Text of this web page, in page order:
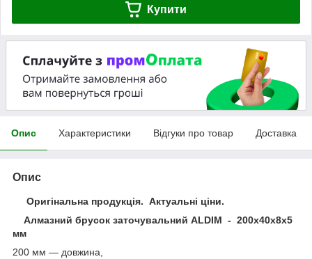
Купити
Опис Характеристики Відгуки про товар Доставка
Опис
Оригінальна продукція. Актуальні ціни.
Алмазний брусок заточувальний ALDIM - 200х40х8х5
мм
200 мм — довжина,